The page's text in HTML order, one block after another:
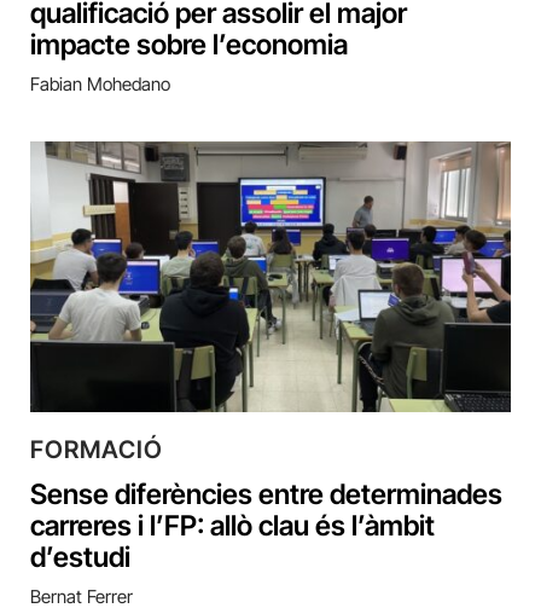
qualificació per assolir el major
impacte sobre l’economia
Fabian Mohedano
FORMACIÓ
Sense diferències entre determinades
carreres i l’FP: allò clau és l’àmbit
d’estudi
Bernat Ferrer